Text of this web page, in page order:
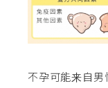
不孕可能来自